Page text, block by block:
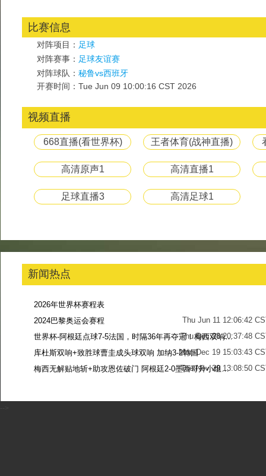
比赛信息
对阵项目： 足球
对阵赛事： 足球友谊赛
对阵球队： 秘鲁vs西班牙
开赛时间：Tue Jun 09 10:00:16 CST 2026
视频直播
668直播(看世界杯) 王者体育(战神直播)
高清原声1 高清直播1
足球直播3 高清足球1
新闻热点
2026年世界杯赛程表
Thu Jun 11 12:06:42
2024巴黎奥运会赛程
Thu Dec 28 20:37:48
世界杯-阿根廷点球7-5法国，时隔36年再夺冠！梅西双响姆巴佩戴帽
Mon Dec 19 15:03:43
库杜斯双响+致胜球曹圭成头球双响 加纳3-2韩国
Tue Nov 29 13:08:50
梅西无解贴地斩+助攻恩佐破门 阿根廷2-0墨西哥升小组第二